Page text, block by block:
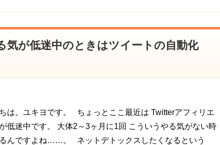
が低迷中のときはツイートの自動化
は。ユキヨです。 ちょっとここ最近は Twitterアフィリエ
低迷中です。 大体2～3ヶ月に1回 こういうやる気がない時
んですよね……。 ネットデトックスしたくなるという